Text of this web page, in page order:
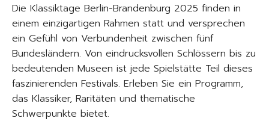
Die Klassiktage Berlin-Brandenburg 2025 finden in
einem einzigartigen Rahmen statt und versprechen
ein Gefühl von Verbundenheit zwischen fünf
Bundesländern. Von eindrucksvollen Schlössern bis zu
bedeutenden Museen ist jede Spielstätte Teil dieses
faszinierenden Festivals. Erleben Sie ein Programm,
das Klassiker, Raritäten und thematische
Schwerpunkte bietet.